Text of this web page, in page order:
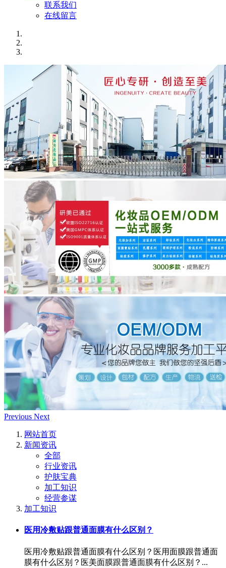
联系我们
在线留言
Previous Next
网站首页
新闻资讯
全部
行业资讯
护肤宝典
加工知识
经营参谋
加工知识
医用冷敷贴跟普通面膜有什么区别？
医用冷敷贴跟普通面膜有什么区别？医用面膜跟普通面
膜有什么区别？医美面膜跟普通面膜有什么区别？...